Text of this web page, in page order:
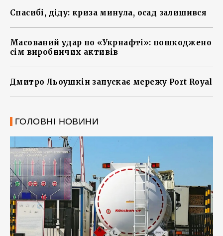
Спасибі, діду: криза минула, осад залишився
Масований удар по «Укрнафті»: пошкоджено
сім виробничих активів
Дмитро Льоушкін запускає мережу Port Royal
ГОЛОВНІ НОВИНИ